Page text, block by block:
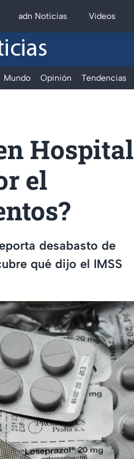
adn Noticias Videos
Mundo Opinión Tendencias
Hospital
el
desabasto de
qué dijo el IMSS